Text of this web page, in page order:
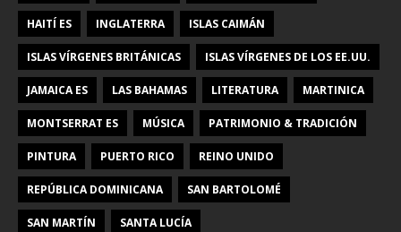
HAITÍ ES INGLATERRA ISLAS CAIMÁN
ISLAS VÍRGENES BRITÁNICAS ISLAS VÍRGENES DE LOS EE.UU.
JAMAICA ES LAS BAHAMAS LITERATURA MARTINICA
MONTSERRAT ES MÚSICA PATRIMONIO & TRADICIÓN
PINTURA PUERTO RICO REINO UNIDO
REPÚBLICA DOMINICANA SAN BARTOLOMÉ
SAN MARTÍN SANTA LUCÍA